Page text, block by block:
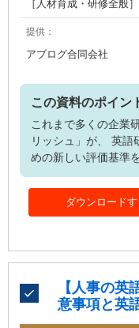
［人材育成・研修全般
提供：
アブログ合同会社
この資料のポイン
これまで多くの企業
リッシュ」が、 英語
めの新しい評価基準
果ではなく、業務で
紹介 ・メール・会
標を体系的に整理
ダウンロードす
【人事の英
意事項と英